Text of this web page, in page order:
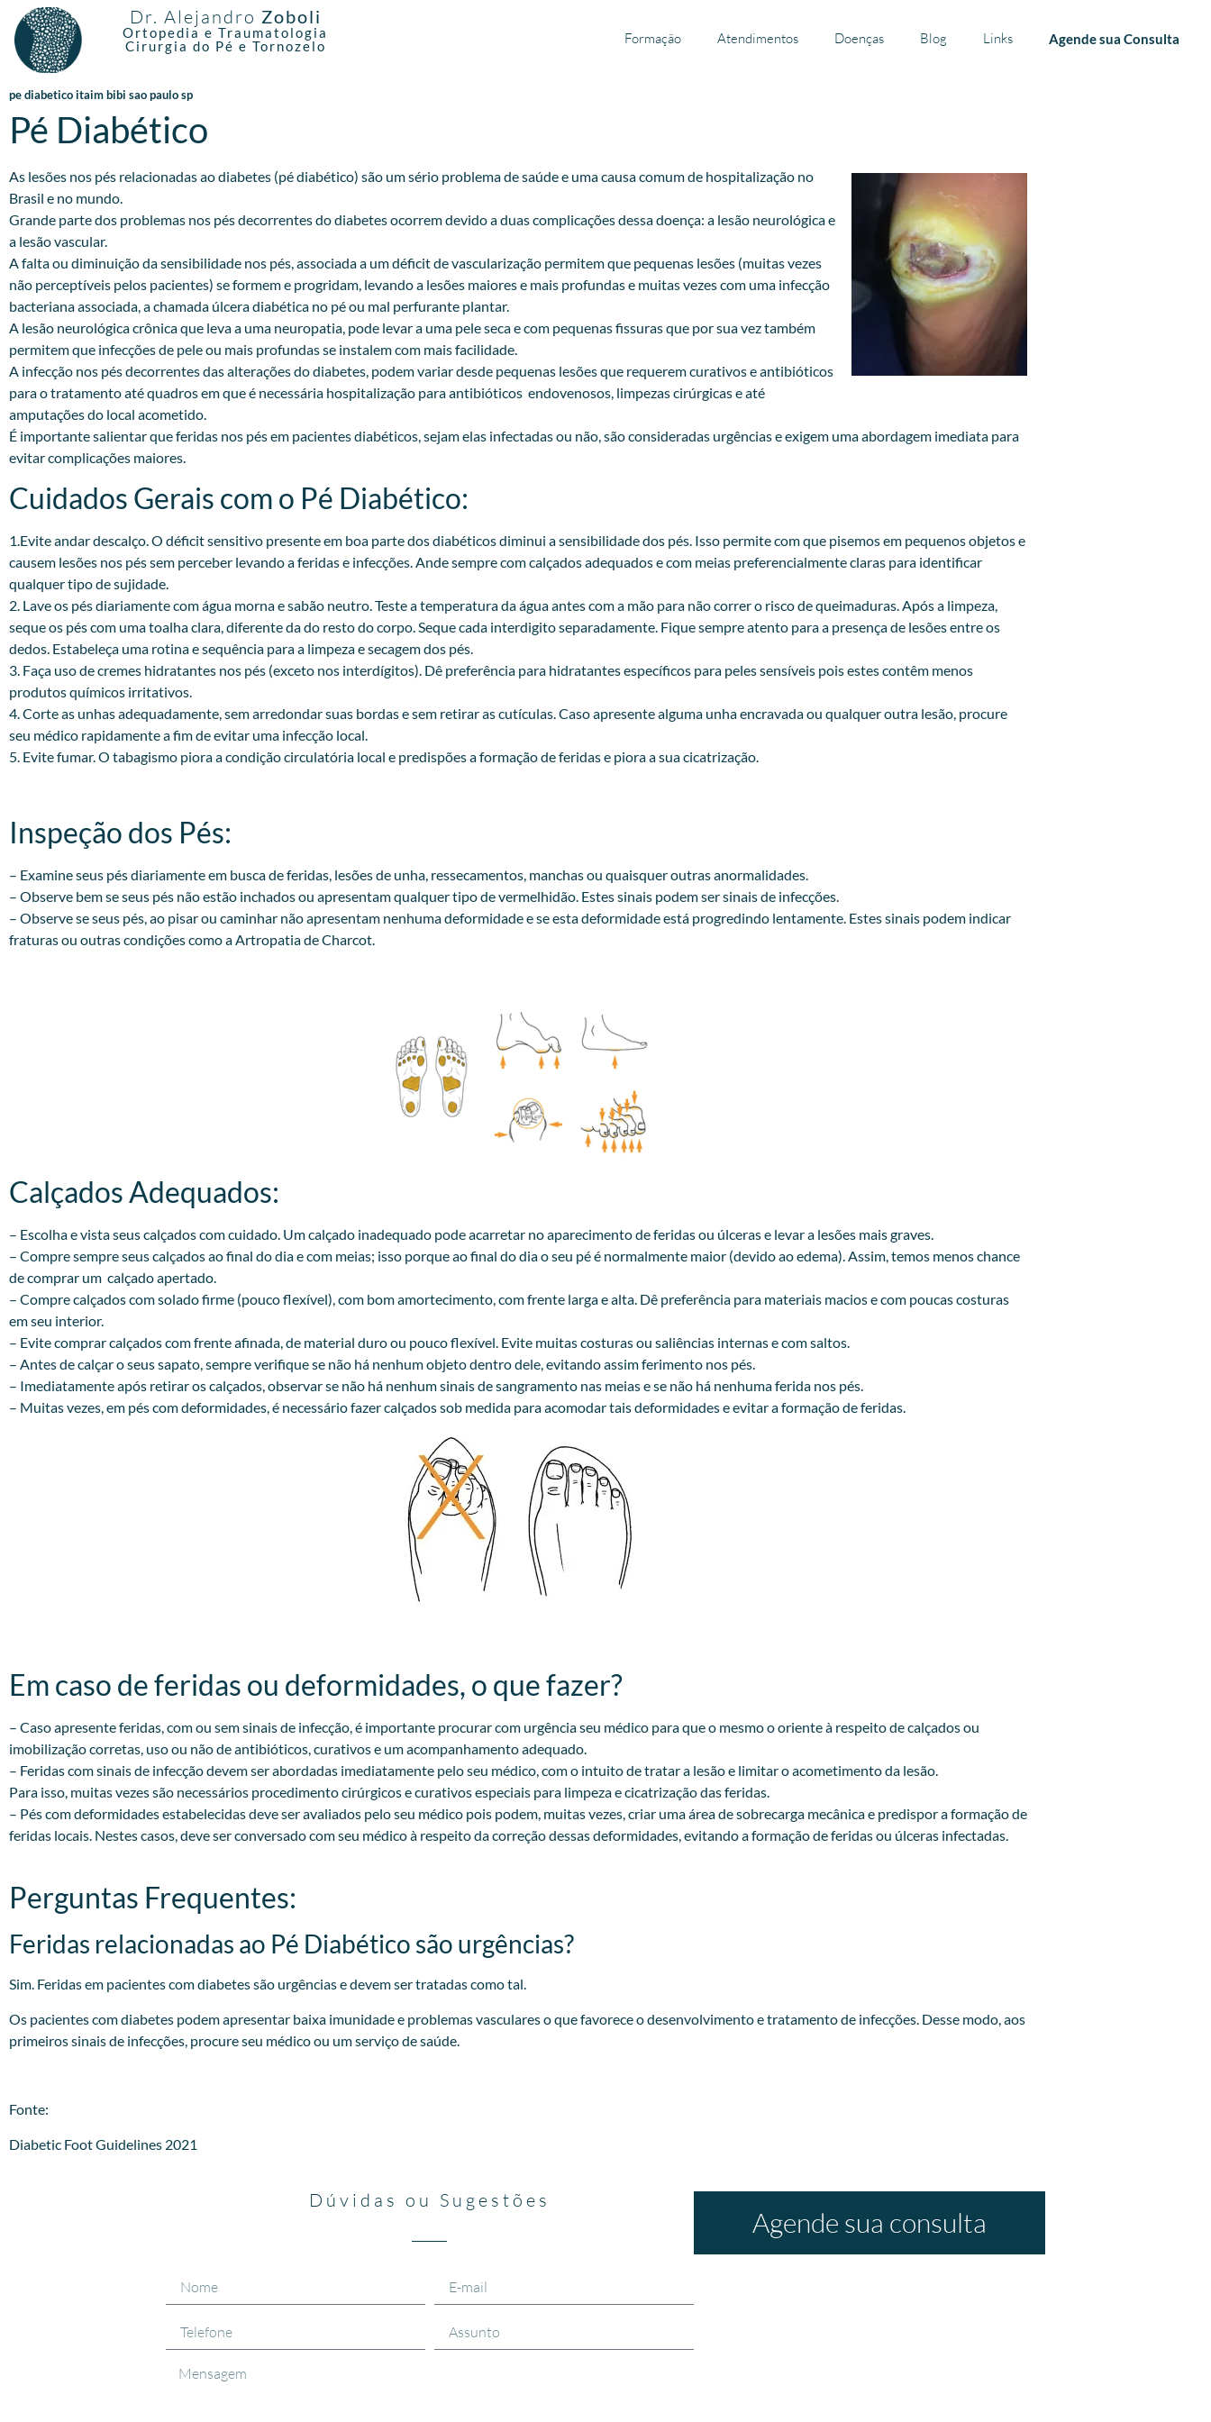
Dr. Alejandro Zoboli
Ortopedia e Traumatologia
Cirurgia do Pé e Tornozelo
Formação Atendimentos Doenças Blog Links Agende sua Consulta
pe diabetico itaim bibi sao paulo sp
Pé Diabético
As lesões nos pés relacionadas ao diabetes (pé diabético) são um sério problema de saúde e uma causa comum de hospitalização no
Brasil e no mundo.
Grande parte dos problemas nos pés decorrentes do diabetes ocorrem devido a duas complicações dessa doença: a lesão neurológica e
a lesão vascular.
A falta ou diminuição da sensibilidade nos pés, associada a um déficit de vascularização permitem que pequenas lesões (muitas vezes
não perceptíveis pelos pacientes) se formem e progridam, levando a lesões maiores e mais profundas e muitas vezes com uma infecção
bacteriana associada, a chamada úlcera diabética no pé ou mal perfurante plantar.
A lesão neurológica crônica que leva a uma neuropatia, pode levar a uma pele seca e com pequenas fissuras que por sua vez também
permitem que infecções de pele ou mais profundas se instalem com mais facilidade.
A infecção nos pés decorrentes das alterações do diabetes, podem variar desde pequenas lesões que requerem curativos e antibióticos
para o tratamento até quadros em que é necessária hospitalização para antibióticos endovenosos, limpezas cirúrgicas e até
amputações do local acometido.
É importante salientar que feridas nos pés em pacientes diabéticos, sejam elas infectadas ou não, são consideradas urgências e exigem uma abordagem imediata para
evitar complicações maiores.
Cuidados Gerais com o Pé Diabético:
1.Evite andar descalço. O déficit sensitivo presente em boa parte dos diabéticos diminui a sensibilidade dos pés. Isso permite com que pisemos em pequenos objetos e
causem lesões nos pés sem perceber levando a feridas e infecções. Ande sempre com calçados adequados e com meias preferencialmente claras para identificar
qualquer tipo de sujidade.
2. Lave os pés diariamente com água morna e sabão neutro. Teste a temperatura da água antes com a mão para não correr o risco de queimaduras. Após a limpeza,
seque os pés com uma toalha clara, diferente da do resto do corpo. Seque cada interdigito separadamente. Fique sempre atento para a presença de lesões entre os
dedos. Estabeleça uma rotina e sequência para a limpeza e secagem dos pés.
3. Faça uso de cremes hidratantes nos pés (exceto nos interdígitos). Dê preferência para hidratantes específicos para peles sensíveis pois estes contêm menos
produtos químicos irritativos.
4. Corte as unhas adequadamente, sem arredondar suas bordas e sem retirar as cutículas. Caso apresente alguma unha encravada ou qualquer outra lesão, procure
seu médico rapidamente a fim de evitar uma infecção local.
5. Evite fumar. O tabagismo piora a condição circulatória local e predispões a formação de feridas e piora a sua cicatrização.
Inspeção dos Pés:​
– Examine seus pés diariamente em busca de feridas, lesões de unha, ressecamentos, manchas ou quaisquer outras anormalidades.
– Observe bem se seus pés não estão inchados ou apresentam qualquer tipo de vermelhidão. Estes sinais podem ser sinais de infecções.
– Observe se seus pés, ao pisar ou caminhar não apresentam nenhuma deformidade e se esta deformidade está progredindo lentamente. Estes sinais podem indicar
fraturas ou outras condições como a Artropatia de Charcot.
Calçados Adequados:​
– Escolha e vista seus calçados com cuidado. Um calçado inadequado pode acarretar no aparecimento de feridas ou úlceras e levar a lesões mais graves.
– Compre sempre seus calçados ao final do dia e com meias; isso porque ao final do dia o seu pé é normalmente maior (devido ao edema). Assim, temos menos chance
de comprar um calçado apertado.
– Compre calçados com solado firme (pouco flexível), com bom amortecimento, com frente larga e alta. Dê preferência para materiais macios e com poucas costuras
em seu interior.
– Evite comprar calçados com frente afinada, de material duro ou pouco flexível. Evite muitas costuras ou saliências internas e com saltos.
– Antes de calçar o seus sapato, sempre verifique se não há nenhum objeto dentro dele, evitando assim ferimento nos pés.
– Imediatamente após retirar os calçados, observar se não há nenhum sinais de sangramento nas meias e se não há nenhuma ferida nos pés.
– Muitas vezes, em pés com deformidades, é necessário fazer calçados sob medida para acomodar tais deformidades e evitar a formação de feridas.
Em caso de feridas ou deformidades, o que fazer?​
– Caso apresente feridas, com ou sem sinais de infecção, é importante procurar com urgência seu médico para que o mesmo o oriente à respeito de calçados ou
imobilização corretas, uso ou não de antibióticos, curativos e um acompanhamento adequado.
– Feridas com sinais de infecção devem ser abordadas imediatamente pelo seu médico, com o intuito de tratar a lesão e limitar o acometimento da lesão.
Para isso, muitas vezes são necessários procedimento cirúrgicos e curativos especiais para limpeza e cicatrização das feridas.
– Pés com deformidades estabelecidas deve ser avaliados pelo seu médico pois podem, muitas vezes, criar uma área de sobrecarga mecânica e predispor a formação de
feridas locais. Nestes casos, deve ser conversado com seu médico à respeito da correção dessas deformidades, evitando a formação de feridas ou úlceras infectadas.
Perguntas Frequentes:
Feridas relacionadas ao Pé Diabético são urgências?
Sim. Feridas em pacientes com diabetes são urgências e devem ser tratadas como tal.
Os pacientes com diabetes podem apresentar baixa imunidade e problemas vasculares o que favorece o desenvolvimento e tratamento de infecções. Desse modo, aos
primeiros sinais de infecções, procure seu médico ou um serviço de saúde.
Fonte:
Diabetic Foot Guidelines 2021
Dúvidas ou Sugestões
Agende sua consulta